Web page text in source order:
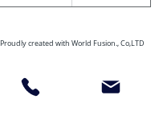
created with World Fusion., Co,LTD